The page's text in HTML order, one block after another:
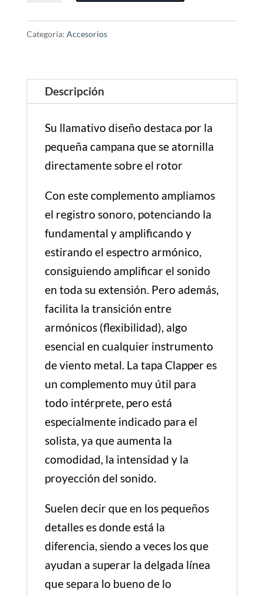
Categoría: Accesorios
Descripción
Su llamativo diseño destaca por la
pequeña campana que se atornilla
directamente sobre el rotor
Con este complemento ampliamos
el registro sonoro, potenciando la
fundamental y amplificando y
estirando el espectro armónico,
consiguiendo amplificar el sonido
en toda su extensión. Pero además,
facilita la transición entre
armónicos (flexibilidad), algo
esencial en cualquier instrumento
de viento metal. La tapa Clapper es
un complemento muy útil para
todo intérprete, pero está
especialmente indicado para el
solista, ya que aumenta la
comodidad, la intensidad y la
proyección del sonido.
Suelen decir que en los pequeños
detalles es donde está la
diferencia, siendo a veces los que
ayudan a superar la delgada línea
que separa lo bueno de lo